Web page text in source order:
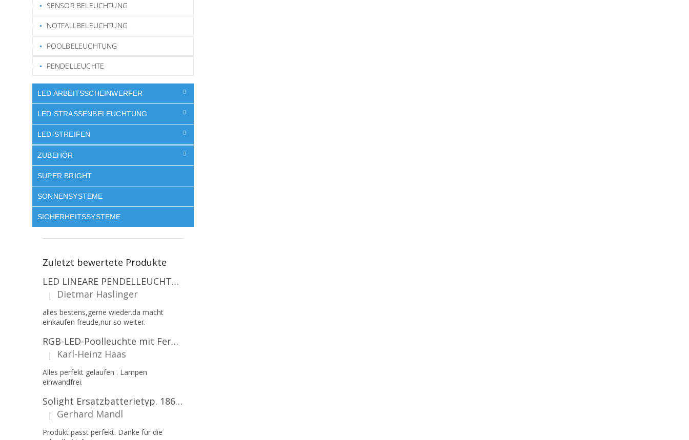
SENSOR BELEUCHTUNG
NOTFALLBELEUCHTUNG
POOLBELEUCHTUNG
PENDELLEUCHTE
LED ARBEITSSCHEINWERFER
LED STRASSENBELEUCHTUNG
LED-STREIFEN
ZUBEHÖR
SUPER BRIGHT
SONNENSYSTEME
SICHERHEITSSYSTEME
Zuletzt bewertete Produkte
LED LINEARE PENDELLEUCHTE EXECULINE 120CM, 30W, 3750LM, 96°, 4000K, IP20, WEISS [207806]
Die Produktbewertung beträgt 5 von 5 Sternen.
| Dietmar Haslinger
alles bestens,gerne wieder.da macht
einkaufen freude,nur so weiter.
RGB-LED-Poolleuchte mit Fernbedienung, 12W, 1260lm, PAR56, 12V, 1+1 gratis!
Die Produktbewertung beträgt 5 von 5 Sternen.
| Karl-Heinz Haas
Alles perfekt gelaufen . Lampen
einwandfrei.
Solight Ersatzbatterietyp. 18650, 3,7 V, Li-Ion, 2200 mAh [WN900]
Die Produktbewertung beträgt 5 von 5 Sternen.
| Gerhard Mandl
Produkt passt perfekt. Danke für die